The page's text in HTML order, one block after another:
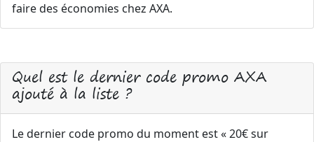
faire des économies chez AXA.
Quel est le dernier code promo AXA
ajouté à la liste ?
Le dernier code promo du moment est « 20€ sur